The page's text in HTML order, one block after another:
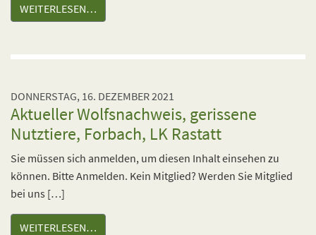
WEITERLESEN…
DONNERSTAG, 16. DEZEMBER 2021
Aktueller Wolfsnachweis, gerissene
Nutztiere, Forbach, LK Rastatt
Sie müssen sich anmelden, um diesen Inhalt einsehen zu
können. Bitte Anmelden. Kein Mitglied? Werden Sie Mitglied
bei uns […]
WEITERLESEN…